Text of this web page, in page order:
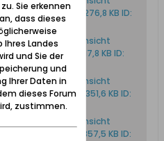
Sie erkennen
dass dieses
Ihres Landes
und Sie der
und
Ihrer Daten in
dieses Forum
zustimmen.